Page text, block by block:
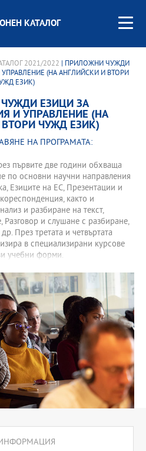
КАТАЛОГ
2021/2022 | ПРИЛОЖНИ ЧУЖДИ
(НА АНГЛИЙСКИ И ВТОРИ
ЕЗИК)
ЕЗИЦИ ЗА
И УПРАВЛЕНИЕ (НА
ЧУЖД ЕЗИК)
НА ПРОГРАМАТА:
първите две години обхваща
по основни научни направления
Езиците на ЕС, Презентации и
както и
и разбиране на текст,
и слушане с разбиране,
През третата и четвъртата
в специализирани курсове
учебни форми.